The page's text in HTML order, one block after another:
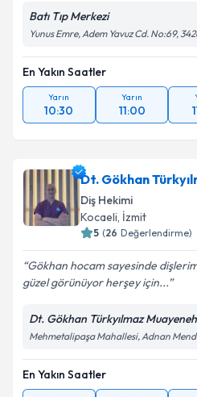
Batı Tıp Merkezi
Yunus Emre, Adem Yavuz Cd. No:69,
En Yakın Saatler
Yarın
10:30
Yarın
11:00
Dt. Gökhan
Diş Hekimi
Kocaeli, İzmit
5 (26 Değerlendirme)
Gökhan hocam sayesinde
güzel görünüyor herşey için...
Dt. Gökhan Türkyılmaz
Mehmetalipaşa Mahallesi, Adnan
En Yakın Saatler